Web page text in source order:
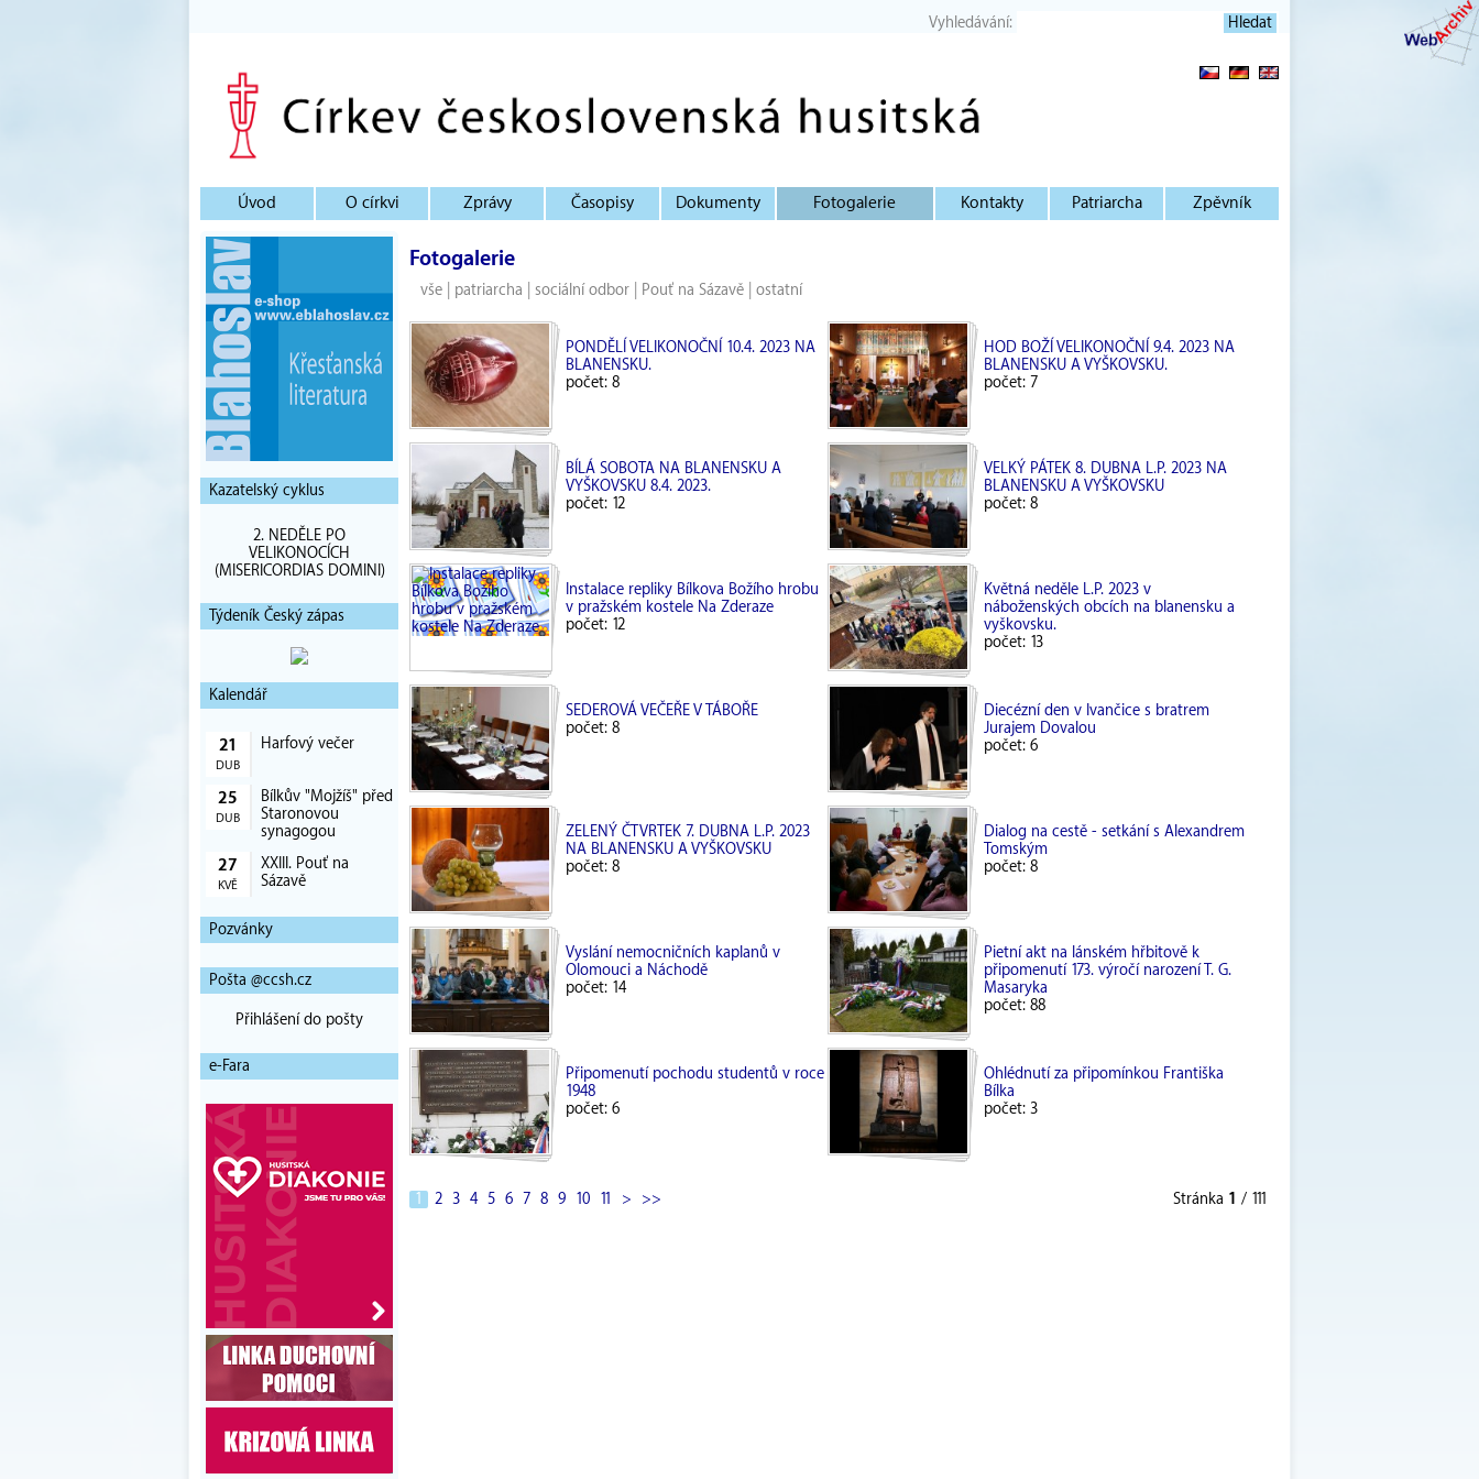
Vyhledávání:
Úvod O církvi Zprávy Časopisy Dokumenty Fotogalerie Kontakty Patriarcha Zpěvník
Kazatelský cyklus
2. NEDĚLE PO
VELIKONOCÍCH
(MISERICORDIAS DOMINI)
Týdeník Český zápas
Kalendář
21
DUB
Harfový večer
25
DUB
Bílkův "Mojžíš" před
Staronovou
synagogou
27
KVĚ
XXIII. Pouť na
Sázavě
Pozvánky
Pošta @ccsh.cz
Přihlášení do pošty
e-Fara
Fotogalerie
vše patriarcha sociální odbor Pouť na Sázavě ostatní
PONDĚLÍ VELIKONOČNÍ 10.4. 2023 NA
BLANENSKU.
počet: 8
HOD BOŽÍ VELIKONOČNÍ 9.4. 2023 NA
BLANENSKU A VYŠKOVSKU.
počet: 7
BÍLÁ SOBOTA NA BLANENSKU A
VYŠKOVSKU 8.4. 2023.
počet: 12
VELKÝ PÁTEK 8. DUBNA L.P. 2023 NA
BLANENSKU A VYŠKOVSKU
počet: 8
Instalace repliky Bílkova Božího hrobu
v pražském kostele Na Zderaze
počet: 12
Květná neděle L.P. 2023 v
náboženských obcích na blanensku a
vyškovsku.
počet: 13
SEDEROVÁ VEČEŘE V TÁBOŘE
počet: 8
Diecézní den v Ivančice s bratrem
Jurajem Dovalou
počet: 6
ZELENÝ ČTVRTEK 7. DUBNA L.P. 2023
NA BLANENSKU A VYŠKOVSKU
počet: 8
Dialog na cestě - setkání s Alexandrem
Tomským
počet: 8
Vyslání nemocničních kaplanů v
Olomouci a Náchodě
počet: 14
Pietní akt na lánském hřbitově k
připomenutí 173. výročí narození T. G.
Masaryka
počet: 88
Připomenutí pochodu studentů v roce
1948
počet: 6
Ohlédnutí za připomínkou Františka
Bílka
počet: 3
1 2 3 4 5 6 7 8 9 10 11 > >> Stránka 1 / 111